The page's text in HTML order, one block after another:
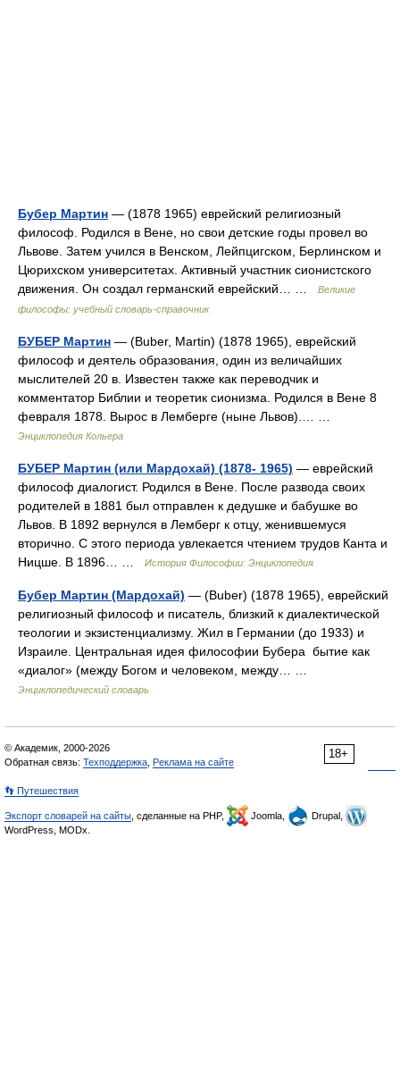
Бубер Мартин — (1878 1965) еврейский религиозный
философ. Родился в Вене, но свои детские годы провел во
Львове. Затем учился в Венском, Лейпцигском, Берлинском и
Цюрихском университетах. Активный участник сионистского
движения. Он создал германский еврейский… …
Великие
философы: учебный словарь-справочник
БУБЕР Мартин — (Buber, Martin) (1878 1965), еврейский
философ и деятель образования, один из величайших
мыслителей 20 в. Известен также как переводчик и
комментатор Библии и теоретик сионизма. Родился в Вене 8
февраля 1878. Вырос в Лемберге (ныне Львов).… …
Энциклопедия Кольера
БУБЕР Мартин (или Мардохай) (1878- 1965) — еврейский
философ диалогист. Родился в Вене. После развода своих
родителей в 1881 был отправлен к дедушке и бабушке во
Львов. В 1892 вернулся в Лемберг к отцу, женившемуся
вторично. С этого периода увлекается чтением трудов Канта и
Ницше. В 1896… …
История Философии: Энциклопедия
Бубер Мартин (Мардохай) — (Buber) (1878 1965), еврейский
религиозный философ и писатель, близкий к диалектической
теологии и экзистенциализму. Жил в Германии (до 1933) и
Израиле. Центральная идея философии Бубера бытие как
«диалог» (между Богом и человеком, между… …
Энциклопедический словарь
18+
© Академик, 2000-2026
Обратная связь: Техподдержка Реклама на сайте
👣 Путешествия
Экспорт словарей на сайты , сделанные на PHP, Joomla,
Drupal,
WordPress, MODx.